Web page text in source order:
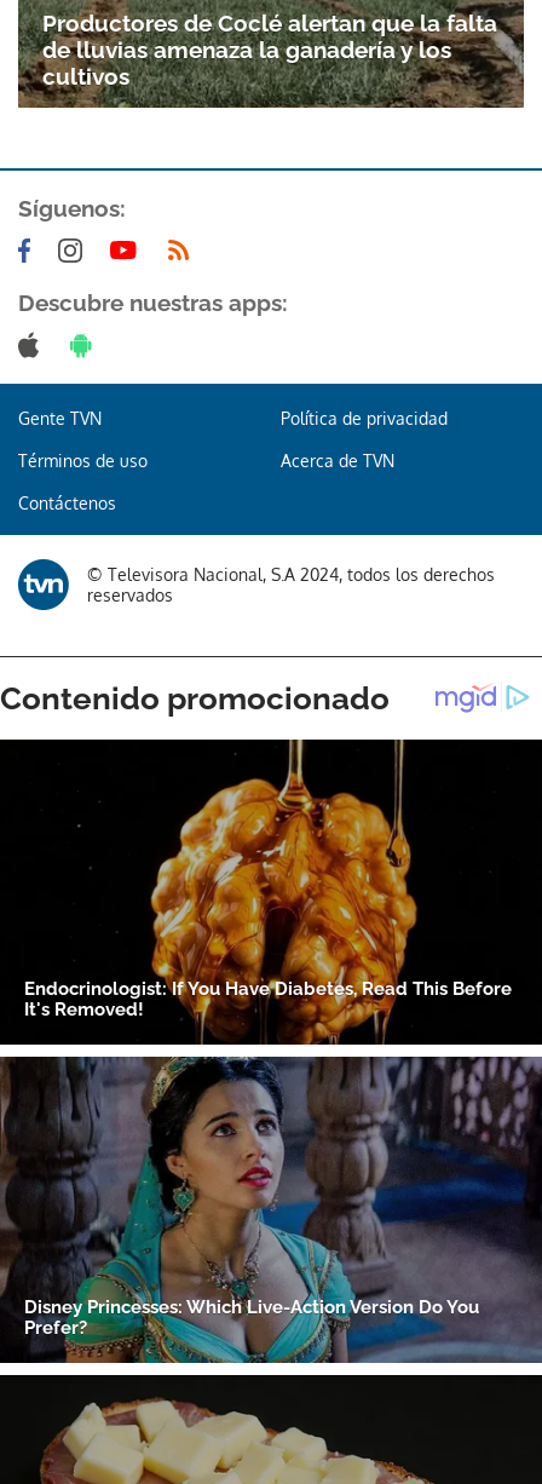
Productores de Coclé alertan que la falta
de lluvias amenaza la ganadería y los
cultivos
Síguenos:
Descubre nuestras apps:
Gente TVN Política de privacidad
Términos de uso Acerca de TVN
Contáctenos
© Televisora Nacional, S.A 2024, todos los derechos
reservados